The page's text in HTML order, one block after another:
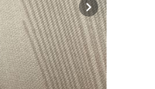
Next slide